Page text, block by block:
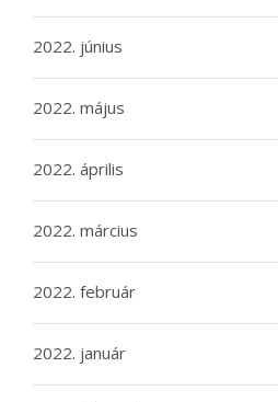
2022. június
2022. május
2022. április
2022. március
2022. február
2022. január